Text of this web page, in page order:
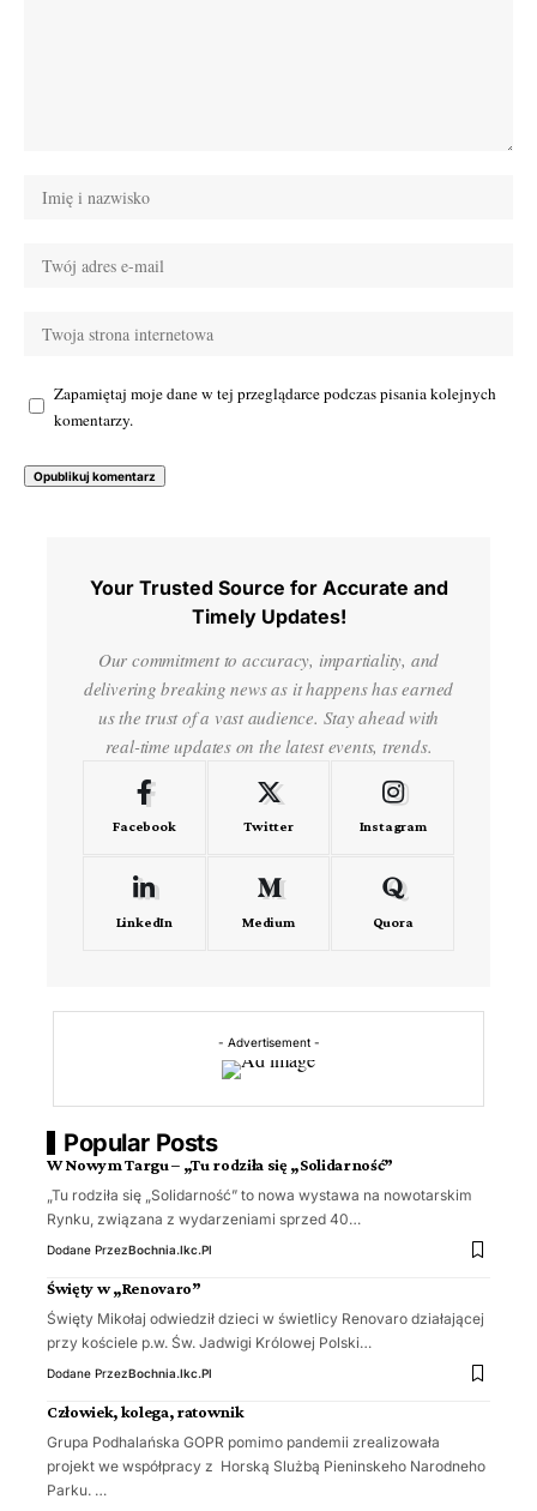
Zapamiętaj moje dane w tej przeglądarce podczas pisania kolejnych
komentarzy.
Your Trusted Source for Accurate and
Timely Updates!
Our commitment to accuracy, impartiality, and
delivering breaking news as it happens has earned
us the trust of a vast audience. Stay ahead with
real-time updates on the latest events, trends.
Facebook Twitter Instagram
LinkedIn Medium Quora
- Advertisement -
Popular Posts
W Nowym Targu – „Tu rodziła się „Solidarność”
„Tu rodziła się „Solidarność” to nowa wystawa na nowotarskim
Rynku, związana z wydarzeniami sprzed 40…
Dodane PrzezBochnia.ikc.pl
Święty w „Renovaro”
Święty Mikołaj odwiedził dzieci w świetlicy Renovaro działającej
przy kościele p.w. Św. Jadwigi Królowej Polski…
Dodane PrzezBochnia.ikc.pl
Człowiek, kolega, ratownik
Grupa Podhalańska GOPR pomimo pandemii zrealizowała
projekt we współpracy z Horską Slużbą Pieninskeho Narodneho
Parku. …